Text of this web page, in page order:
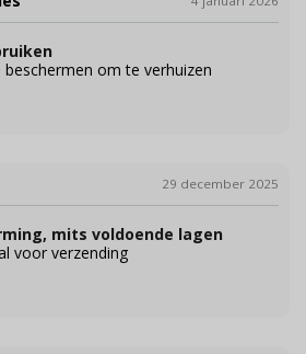
om te verhuizen
29 december 2025
mits voldoende lagen
voor verzending